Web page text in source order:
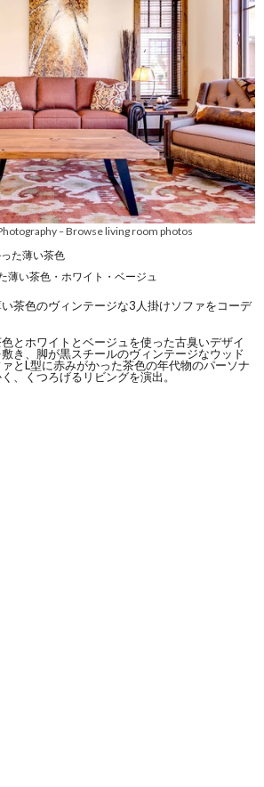
–Browse living room photos
た薄い茶色
薄い茶色・ホワイト・ベージュ
茶色のヴィンテージな3人掛けソファをコーデ
とホワイトとベージュを使った古臭いデザイ
き、脚が黒スチールのヴィンテージなウッド
とL型に赤みがかった茶色の年代物のパーソナ
、くつろげるリビングを演出。